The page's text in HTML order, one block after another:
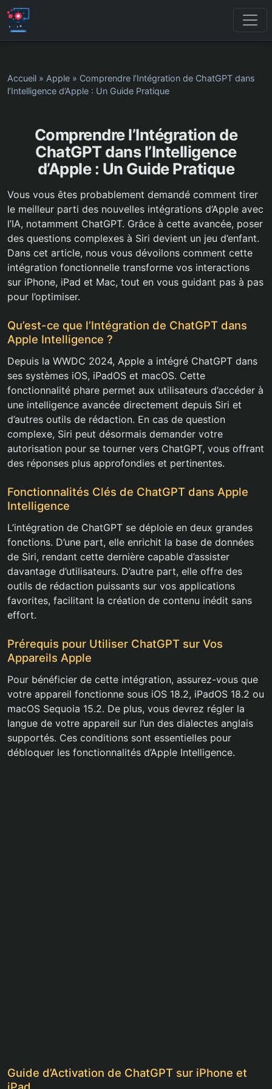
Accueil » Apple » Comprendre l’Intégration de ChatGPT dans
l’Intelligence d’Apple : Un Guide Pratique
Comprendre l’Intégration de
ChatGPT dans l’Intelligence
d’Apple : Un Guide Pratique
Vous vous êtes probablement demandé comment tirer
le meilleur parti des nouvelles intégrations d’Apple avec
l’IA, notamment ChatGPT. Grâce à cette avancée, poser
des questions complexes à Siri devient un jeu d’enfant.
Dans cet article, nous vous dévoilons comment cette
intégration fonctionnelle transforme vos interactions
sur iPhone, iPad et Mac, tout en vous guidant pas à pas
pour l’optimiser.
Qu’est-ce que l’Intégration de ChatGPT dans
Apple Intelligence ?
Depuis la WWDC 2024, Apple a intégré ChatGPT dans
ses systèmes iOS, iPadOS et macOS. Cette
fonctionnalité phare permet aux utilisateurs d’accéder à
une intelligence avancée directement depuis Siri et
d’autres outils de rédaction. En cas de question
complexe, Siri peut désormais demander votre
autorisation pour se tourner vers ChatGPT, vous offrant
des réponses plus approfondies et pertinentes.
Fonctionnalités Clés de ChatGPT dans Apple
Intelligence
L’intégration de ChatGPT se déploie en deux grandes
fonctions. D’une part, elle enrichit la base de données
de Siri, rendant cette dernière capable d’assister
davantage d’utilisateurs. D’autre part, elle offre des
outils de rédaction puissants sur vos applications
favorites, facilitant la création de contenu inédit sans
effort.
Prérequis pour Utiliser ChatGPT sur Vos
Appareils Apple
Pour bénéficier de cette intégration, assurez-vous que
votre appareil fonctionne sous iOS 18.2, iPadOS 18.2 ou
macOS Sequoia 15.2. De plus, vous devrez régler la
langue de votre appareil sur l’un des dialectes anglais
supportés. Ces conditions sont essentielles pour
débloquer les fonctionnalités d’Apple Intelligence.
Guide d’Activation de ChatGPT sur iPhone et